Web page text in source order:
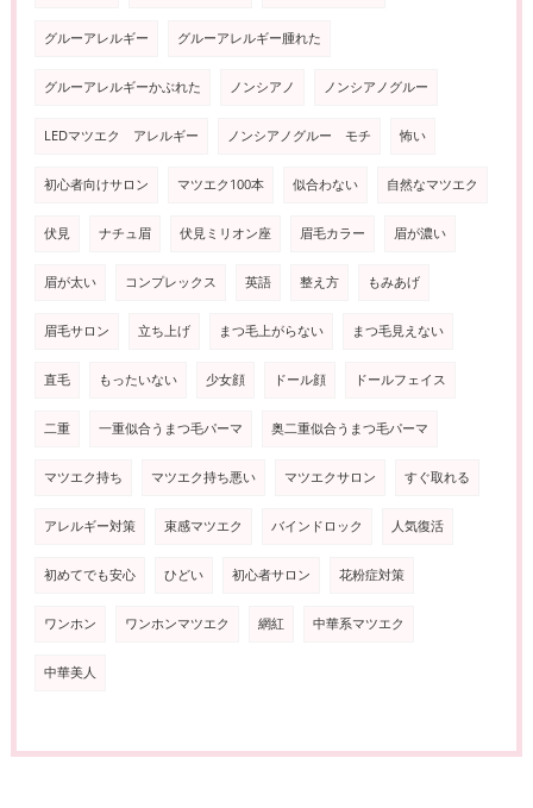
グルーアレルギー グルーアレルギー腫れた
グルーアレルギーかぶれた ノンシアノ ノンシアノグルー
LEDマツエク アレルギー ノンシアノグルー モチ 怖い
初心者向けサロン マツエク100本 似合わない 自然なマツエク
伏見 ナチュ眉 伏見ミリオン座 眉毛カラー 眉が濃い
眉が太い コンプレックス 英語 整え方 もみあげ
眉毛サロン 立ち上げ まつ毛上がらない まつ毛見えない
直毛 もったいない 少女顔 ドール顔 ドールフェイス
二重 一重似合うまつ毛パーマ 奥二重似合うまつ毛パーマ
マツエク持ち マツエク持ち悪い マツエクサロン すぐ取れる
アレルギー対策 束感マツエク バインドロック 人気復活
初めてでも安心 ひどい 初心者サロン 花粉症対策
ワンホン ワンホンマツエク 網紅 中華系マツエク
中華美人